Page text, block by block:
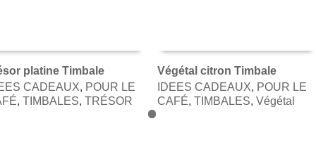
AU PANIER
platine Timbale
CADEAUX, POUR LE
, TIMBALES, TRÉSOR
AJOUTER AU PANIER
Végétal citron Timbale
IDEES CADEAUX, POUR LE
CAFÉ,TIMBALES,Végétal